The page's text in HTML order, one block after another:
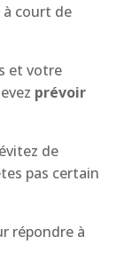
court de
et votre
prévoir
de
pas certain
répondre à